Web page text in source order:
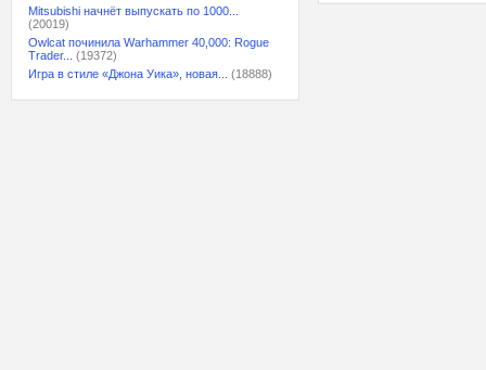
Mitsubishi начнёт выпускать по 1000...
(20019)
Owlcat починила Warhammer 40,000: Rogue
Trader...
(19372)
Игра в стиле «Джона Уика», новая...
(18888)